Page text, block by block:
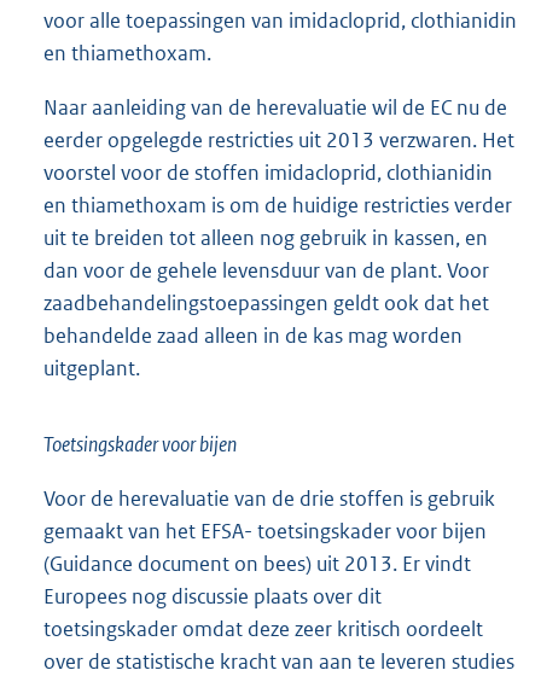
voor alle toepassingen van imidacloprid, clothianidin
en thiamethoxam.
Naar aanleiding van de herevaluatie wil de EC nu de
eerder opgelegde restricties uit 2013 verzwaren. Het
voorstel voor de stoffen imidacloprid, clothianidin
en thiamethoxam is om de huidige restricties verder
uit te breiden tot alleen nog gebruik in kassen, en
dan voor de gehele levensduur van de plant. Voor
zaadbehandelingstoepassingen geldt ook dat het
behandelde zaad alleen in de kas mag worden
uitgeplant.
Toetsingskader voor bijen
Voor de herevaluatie van de drie stoffen is gebruik
gemaakt van het EFSA- toetsingskader voor bijen
(Guidance document on bees) uit 2013. Er vindt
Europees nog discussie plaats over dit
toetsingskader omdat deze zeer kritisch oordeelt
over de statistische kracht van aan te leveren studies